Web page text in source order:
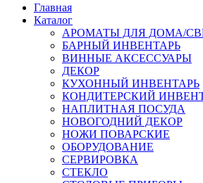
Главная
Каталог
АРОМАТЫ ДЛЯ ДОМА/
БАРНЫЙ ИНВЕНТАРЬ
ВИННЫЕ АКСЕССУАРЫ
ДЕКОР
КУХОННЫЙ ИНВЕНТАРЬ
КОНДИТЕРСКИЙ
НАПЛИТНАЯ ПОСУДА
НОВОГОДНИЙ ДЕКОР
НОЖИ ПОВАРСКИЕ
ОБОРУДОВАНИЕ
СЕРВИРОВКА
СТЕКЛО